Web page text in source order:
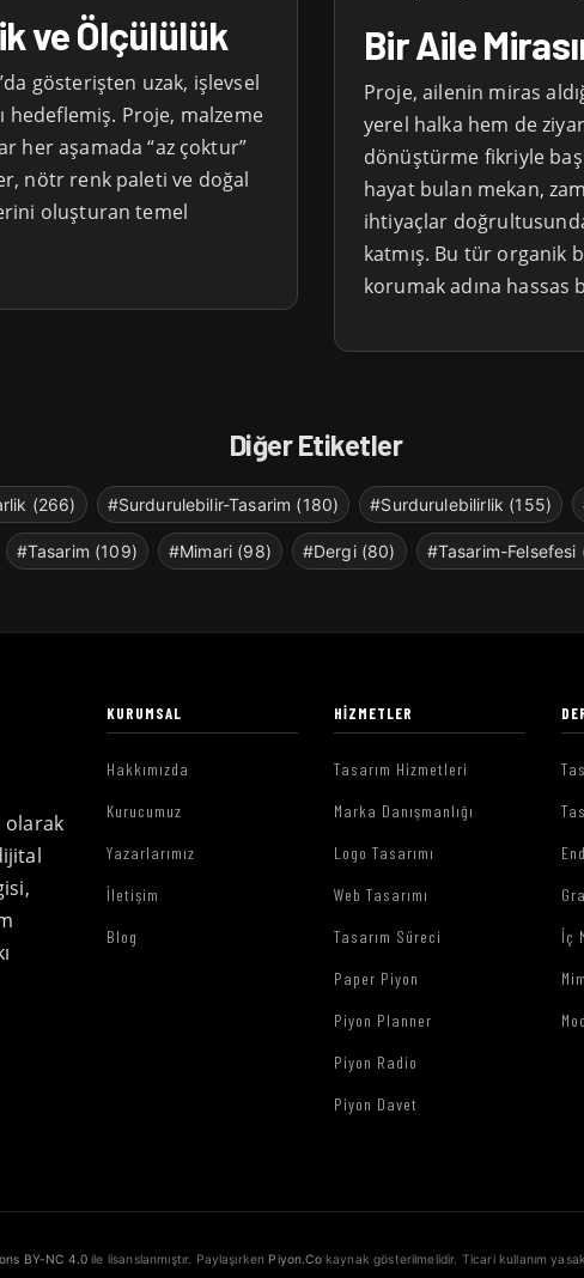
ve Ölçülülük
gösterişten uzak, işlevsel
hedeflemiş. Proje, malzeme
her aşamada “az çoktur”
nötr renk paleti ve doğal
oluşturan temel
Bir Aile
Proje, ailenin miras
yerel halka hem de
dönüştürme fikriyle
hayat bulan mekan,
ihtiyaçlar
katmış. Bu tür organik
korumak adına
Diğer Etiketler
(266) #Surdurulebilir-Tasarim (180) #Surdurulebilirlik (155)
#Tasarim (109) #Mimari (98) #Dergi (80) #Tasarim-Felsefesi
olarak
KURUMSAL
Hakkımızda
Kurucumuz
Yazarlarımız
İletişim
Blog
HIZMETLER
Tasarım Hizmetleri
Marka Danışmanlığı
Logo Tasarımı
Web Tasarımı
Tasarım Süreci
Paper Piyon
Piyon Planner
Piyon Radio
Piyon Davet
İç
BY-NC 4.0 ile lisanslanmıştır. Paylaşırken Piyon.Cokaynak gösterilmelidir. Ticari kullanım